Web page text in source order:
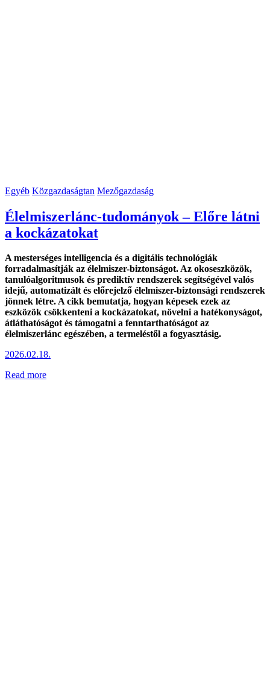
Egyéb Közgazdaságtan Mezőgazdaság
Élelmiszerlánc-tudományok – Előre látni
a kockázatokat
A mesterséges intelligencia és a digitális technológiák
forradalmasítják az élelmiszer-biztonságot. Az okoseszközök,
tanulóalgoritmusok és prediktív rendszerek segítségével valós
idejű, automatizált és előrejelző élelmiszer-biztonsági rendszerek
jönnek létre. A cikk bemutatja, hogyan képesek ezek az
eszközök csökkenteni a kockázatokat, növelni a hatékonyságot,
átláthatóságot és támogatni a fenntarthatóságot az
élelmiszerlánc egészében, a termeléstől a fogyasztásig.
2026.02.18.
Read more